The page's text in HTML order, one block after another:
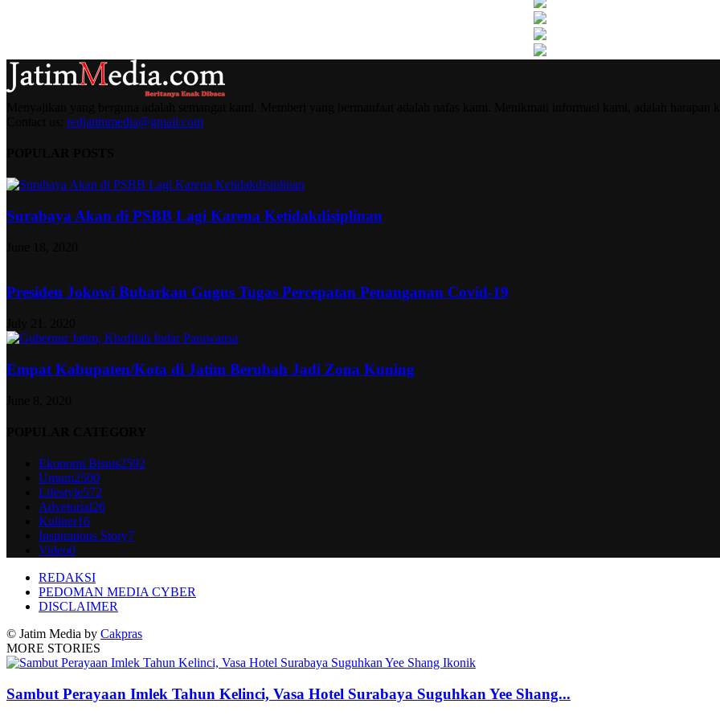
redjatimmedia@gmail.com
Surabaya Akan di PSBB Lagi Karena Ketidakdisiplinan
Presiden Jokowi Bubarkan Gugus Tugas Percepatan Penanganan Covid-19
Empat Kabupaten/Kota di Jatim Berubah Jadi Zona Kuning
Ekonomi Bisnis2592
Umum2500
Lifestyle572
Advetorial26
Kuliner16
Inspirations Story7
Video0
REDAKSI
PEDOMAN MEDIA CYBER
DISCLAIMER
© Jatim Media by Cakpras
MORE STORIES
Sambut Perayaan Imlek Tahun Kelinci, Vasa Hotel Surabaya Suguhkan Yee Shang...